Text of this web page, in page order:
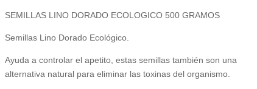
SEMILLAS LINO DORADO ECOLOGICO 500 GRAMOS
Semillas Lino Dorado Ecológico.
Ayuda a controlar el apetito, estas semillas también son una
alternativa natural para eliminar las toxinas del organismo.